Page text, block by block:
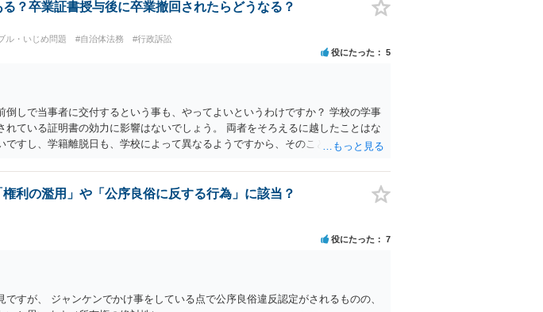
？卒業証書授与後に卒業撤回されたらどうなる？
ル・いじめ問題 #自治体法務 #行政訴訟
役にたった 5
しで当事者に交付するという事も、やってよいというわけですか？ 学校の学事
ている証明書の効力に影響はないでしょう。 両者をそろえるに越したことはな
すし、学籍離脱日も、学校によって異なるようですから、そのこと自体に特に
自体は、通常記載されている内容が、全課程を修了したという事実について記載
卒業証書自体の無効かどうかという法的な効力を議論するものではないでしょ
利の濫用」や「公序良俗に反する行為」に該当？
役にたった 7
すが、 ジャンケンでかけ事をしている点で公序良俗違反認定がされるものの、